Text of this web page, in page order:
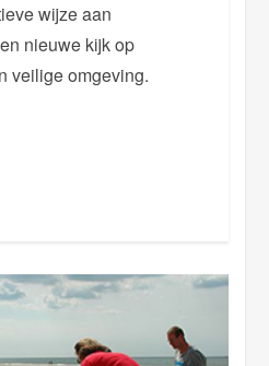
wijze aan
nieuwe kijk op
veilige omgeving.